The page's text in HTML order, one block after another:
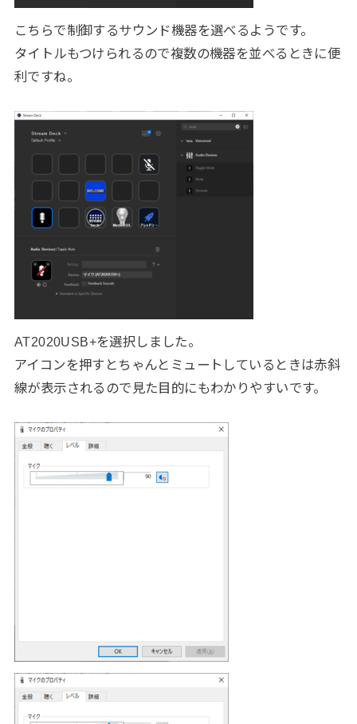
こちらで制御するサウンド機器を選べるようです。
タイトルもつけられるので複数の機器を並べるときに便
利ですね。
AT2020USB+を選択しました。
アイコンを押すとちゃんとミュートしているときは赤斜
線が表示されるので見た目的にもわかりやすいです。